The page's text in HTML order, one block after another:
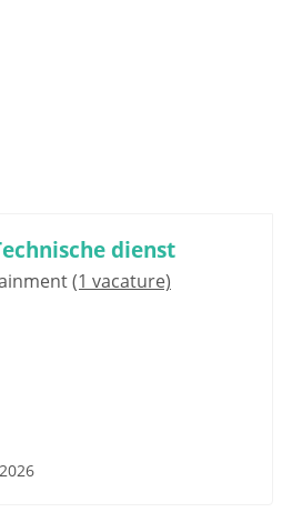
dienst
(1 vacature)